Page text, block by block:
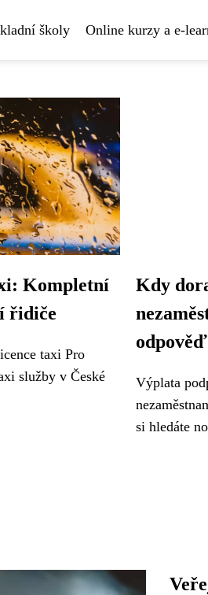
školy Online kurzy a e-
Kompletní
řidiče
taxi Pro
služby v České
Kdy
Výplata
si hledáte